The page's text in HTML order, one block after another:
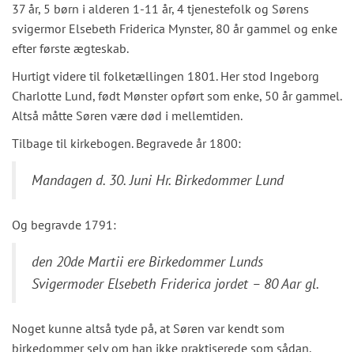
37 år, 5 børn i alderen 1-11 år, 4 tjenestefolk og Sørens
svigermor Elsebeth Friderica Mynster, 80 år gammel og enke
efter første ægteskab.
Hurtigt videre til folketællingen 1801. Her stod Ingeborg
Charlotte Lund, født Mønster opført som enke, 50 år gammel.
Altså måtte Søren være død i mellemtiden.
Tilbage til kirkebogen. Begravede år 1800:
Mandagen d. 30. Juni Hr. Birkedommer Lund
Og begravde 1791:
den 20de Martii ere Birkedommer Lunds
Svigermoder Elsebeth Friderica jordet – 80 Aar gl.
Noget kunne altså tyde på, at Søren var kendt som
birkedommer selv om han ikke praktiserede som sådan.